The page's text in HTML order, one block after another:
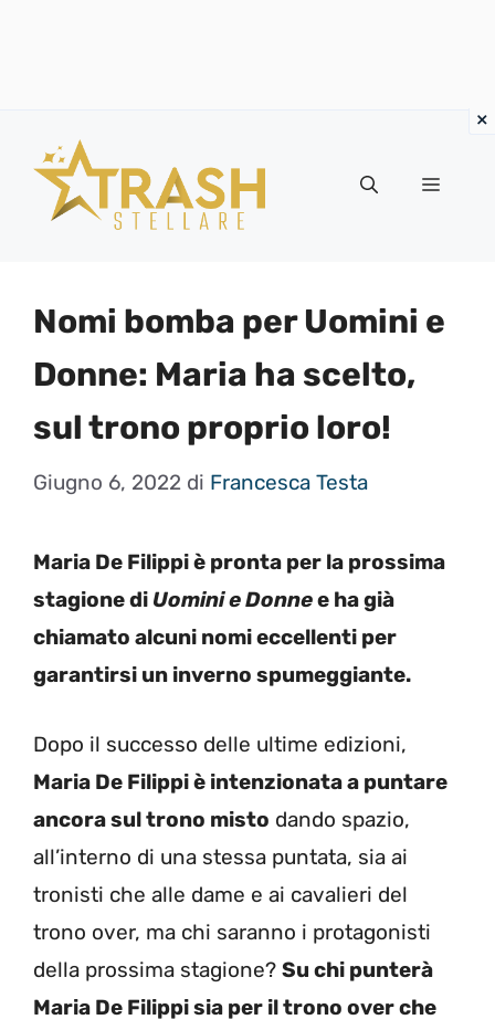
contenuto
Menu
Nomi bomba per Uomini e
Donne: Maria ha scelto,
sul trono proprio loro!
Giugno 6, 2022 di Francesca Testa
Maria De Filippi è pronta per la prossima
stagione di Uomini e Donnee ha già
chiamato alcuni nomi eccellenti per
garantirsi un inverno spumeggiante.
Dopo il successo delle ultime edizioni,
Maria De Filippi è intenzionata a puntare
ancora sul trono misto dando spazio,
all’interno di una stessa puntata, sia ai
tronisti che alle dame e ai cavalieri del
trono over, ma chi saranno i protagonisti
della prossima stagione? Su chi punterà
Maria De Filippi sia per il trono over che